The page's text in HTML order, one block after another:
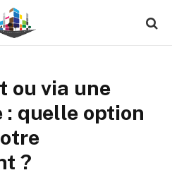
ou via une
: quelle option
?